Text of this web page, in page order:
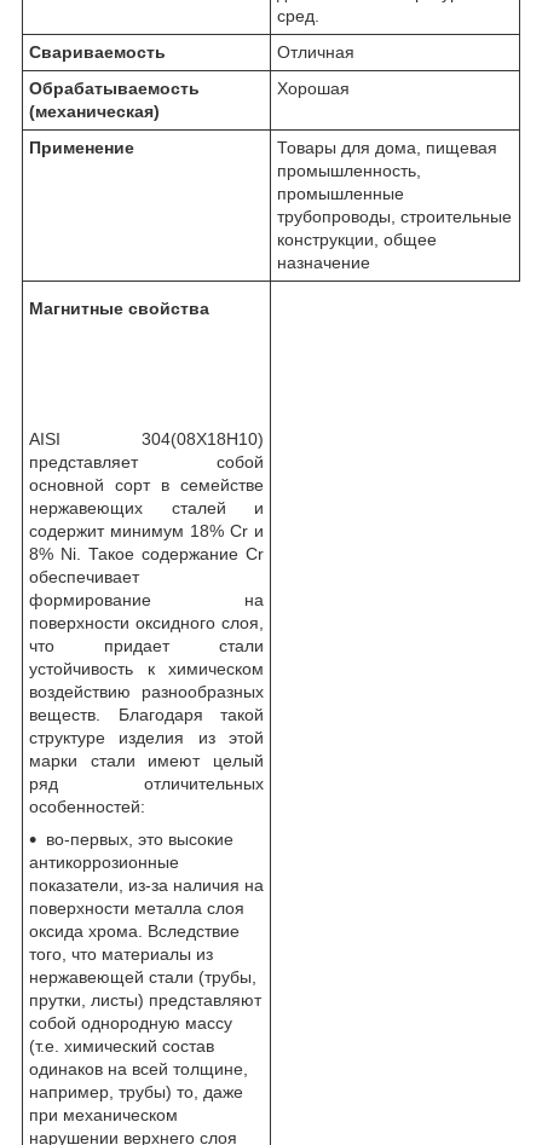
сред.
Свариваемость
Отличная
Обрабатываемость
(механическая)
Хорошая
Применение
Товары для дома, пищевая
промышленность,
промышленные
трубопроводы, строительные
конструкции, общее
назначение
Магнитные свойства
AISI 304(08Х18Н10)
представляет собой
основной сорт в семействе
нержавеющих сталей и
содержит минимум 18% Cr и
8% Ni. Такое содержание Cr
обеспечивает
формирование на
поверхности оксидного слоя,
что придает стали
устойчивость к химическом
воздействию разнообразных
веществ. Благодаря такой
структуре изделия из этой
марки стали имеют целый
ряд отличительных
особенностей:
во-первых, это высокие
антикоррозионные
показатели, из-за наличия на
поверхности металла слоя
оксида хрома. Вследствие
того, что материалы из
нержавеющей стали (трубы,
прутки, листы) представляют
собой однородную массу
(т.е. химический состав
одинаков на всей толщине,
например, трубы) то, даже
при механическом
нарушении верхнего слоя